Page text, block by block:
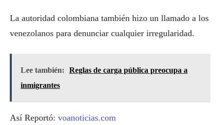
La autoridad colombiana también hizo un llamado a los
venezolanos para denunciar cualquier irregularidad.
Lee también:
Reglas de carga pública preocupa a
inmigrantes
Así Reportó: voanoticias.com